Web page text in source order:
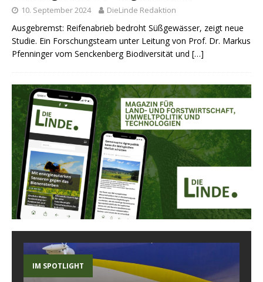
10. September 2024 DieLinde Redaktion
Ausgebremst: Reifenabrieb bedroht Süßgewässer, zeigt neue
Studie. Ein Forschungsteam unter Leitung von Prof. Dr. Markus
Pfenninger vom Senckenberg Biodiversität und […]
IM SPOTLIGHT